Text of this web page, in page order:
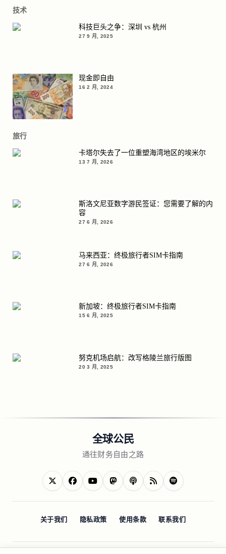
技术
科技巨头之争：深圳 vs 杭州
27 9 月, 2025
现金即自由
16 2 月, 2024
旅行
卡塔尔失去了一位重塑海湾地区的埃米尔
13 7 月, 2026
斯洛文尼亚数字游民签证：您需要了解的内
容
27 6 月, 2026
马来西亚：终极旅行者SIM卡指南
27 6 月, 2026
新加坡：终极旅行者SIM卡指南
15 6 月, 2025
努克机场启航：改写格陵兰旅行版图
20 3 月, 2025
全球公民
通往财务自由之路
关于我们 隐私政策 使用条款 联系我们